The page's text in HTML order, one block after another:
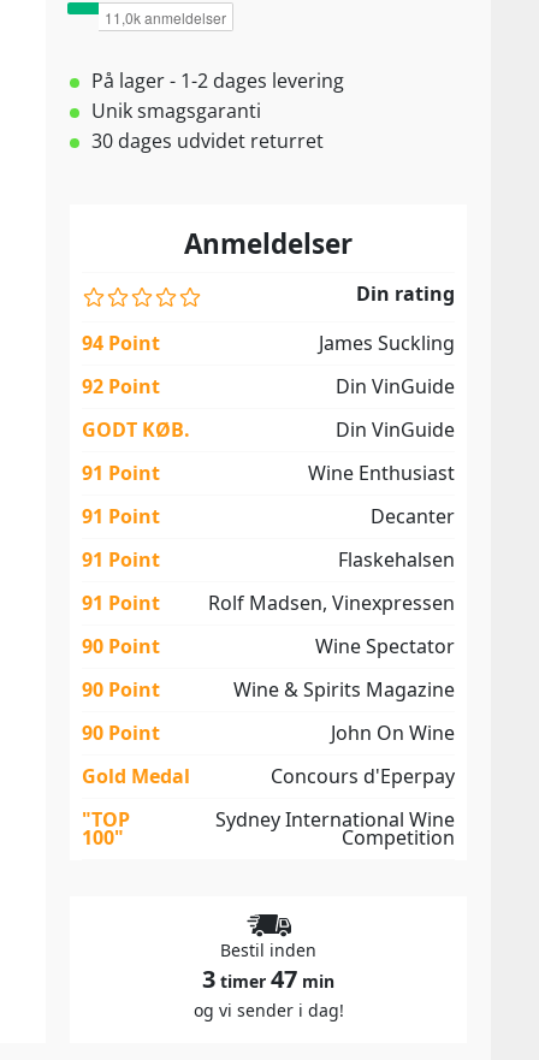
På lager - 1-2 dages levering
Unik smagsgaranti
30 dages udvidet returret
Anmeldelser
Din rating
94 Point
James Suckling
92 Point
Din VinGuide
GODT KØB.
Din VinGuide
91 Point
Wine Enthusiast
91 Point
Decanter
91 Point
Flaskehalsen
91 Point
Rolf Madsen, Vinexpressen
90 Point
Wine Spectator
90 Point
Wine & Spirits Magazine
90 Point
John On Wine
Gold Medal
Concours d'Eperpay
"TOP
100"
Sydney International Wine
Competition
Bestil inden
3 timer 47 min
og vi sender i dag!